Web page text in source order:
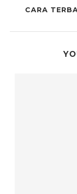
CARA